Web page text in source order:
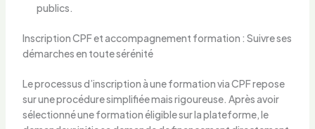
publics.
Inscription CPF et accompagnement formation : Suivre ses
démarches en toute sérénité
Le processus d’inscription à une formation via CPF repose
sur une procédure simplifiée mais rigoureuse. Après avoir
sélectionné une formation éligible sur la plateforme, le